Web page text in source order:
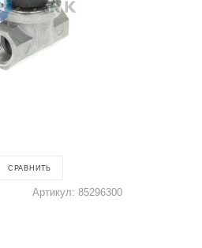
СРАВНИТЬ
Артикул: 85296300